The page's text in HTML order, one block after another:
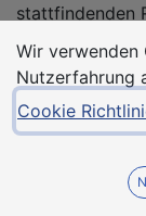
stattfindenden
Euch.
TAGS
73.
Wir verwenden
Nutzerfahrung
Cookie